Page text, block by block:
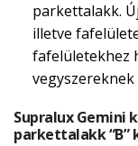
parkettalakk.
illetve
fafelületekhez
Supralux Gemini
parkettalakk “B”